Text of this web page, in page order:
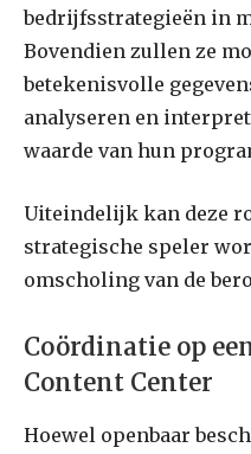
bedrijfsstrategieën in
Bovendien zullen ze
betekenisvolle
analyseren en
waarde van hun
Uiteindelijk kan deze
strategische speler
omscholing van de
Coördinatie op
Content Center
Hoewel openbaar